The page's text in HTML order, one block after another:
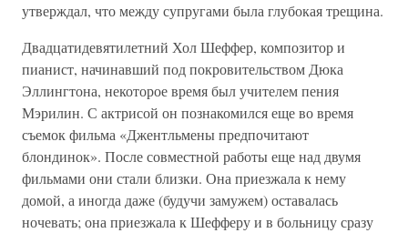
утверждал, что между супругами была глубокая трещина.
Двадцатидевятилетний Хол Шеффер, композитор и
пианист, начинавший под покровительством Дюка
Эллингтона, некоторое время был учителем пения
Мэрилин. С актрисой он познакомился еще во время
съемок фильма «Джентльмены предпочитают
блондинок». После совместной работы еще над двумя
фильмами они стали близки. Она приезжала к нему
домой, а иногда даже (будучи замужем) оставалась
ночевать; она приезжала к Шефферу и в больницу сразу